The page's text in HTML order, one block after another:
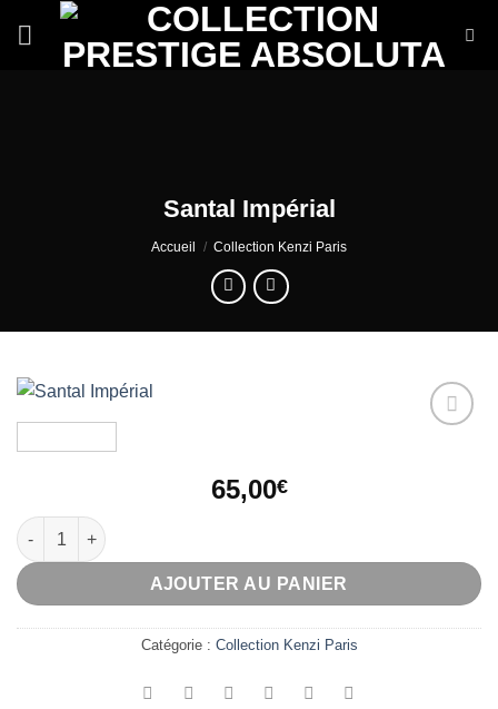
Santal Impérial
Accueil / Collection Kenzi Paris
65,00€
quantité de Santal Impérial
AJOUTER AU PANIER
Catégorie : Collection Kenzi Paris